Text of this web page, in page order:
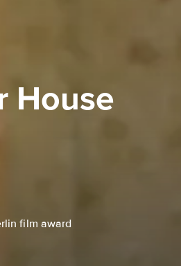
House
film award